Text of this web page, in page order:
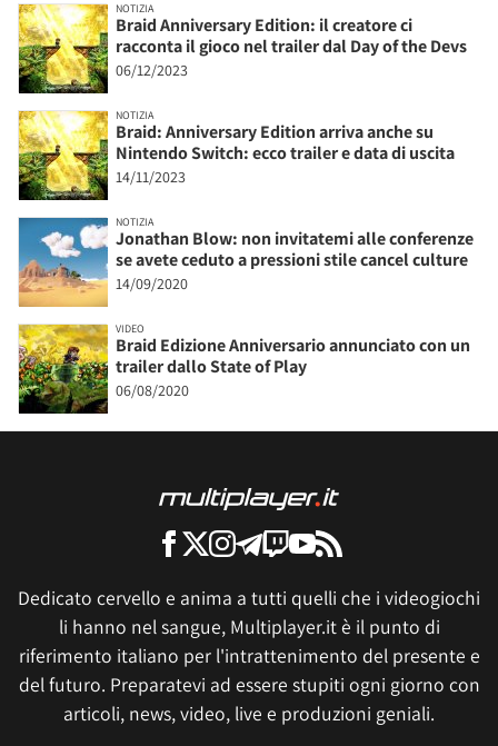
NOTIZIA
Braid Anniversary Edition: il creatore ci
racconta il gioco nel trailer dal Day of the Devs
06/12/2023
NOTIZIA
Braid: Anniversary Edition arriva anche su
Nintendo Switch: ecco trailer e data di uscita
14/11/2023
NOTIZIA
Jonathan Blow: non invitatemi alle conferenze
se avete ceduto a pressioni stile cancel culture
14/09/2020
VIDEO
Braid Edizione Anniversario annunciato con un
trailer dallo State of Play
06/08/2020
Dedicato cervello e anima a tutti quelli che i videogiochi
li hanno nel sangue, Multiplayer.it è il punto di
riferimento italiano per l'intrattenimento del presente e
del futuro. Preparatevi ad essere stupiti ogni giorno con
articoli, news, video, live e produzioni geniali.